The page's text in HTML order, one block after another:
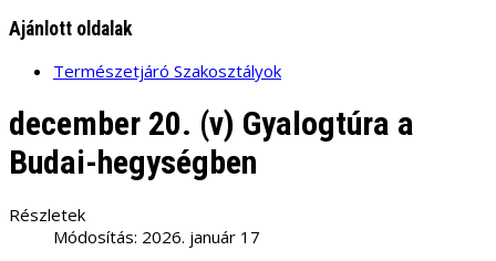
Ajánlott oldalak
Természetjáró Szakosztályok
december 20. (v) Gyalogtúra a
Budai-hegységben
Részletek
Módosítás: 2026. január 17